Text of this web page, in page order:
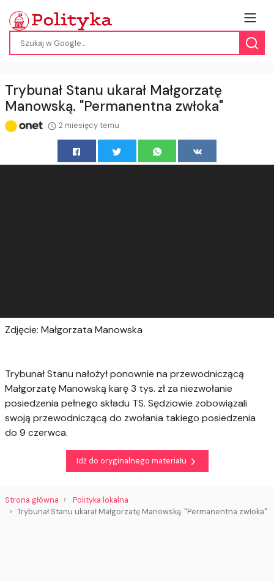
Trybunał Stanu ukarał Małgorzatę
Manowską. "Permanentna zwłoka"
2 miesięcy temu
Zdjęcie: Małgorzata Manowska
Trybunał Stanu nałożył ponownie na przewodniczącą
Małgorzatę Manowską karę 3 tys. zł za niezwołanie
posiedzenia pełnego składu TS. Sędziowie zobowiązali
swoją przewodniczącą do zwołania takiego posiedzenia
do 9 czerwca.
Idź do oryginalnego materiału
Strona główna
Polityka lokalna
Trybunał Stanu ukarał Małgorzatę Manowską. "Permanentna zwłoka"